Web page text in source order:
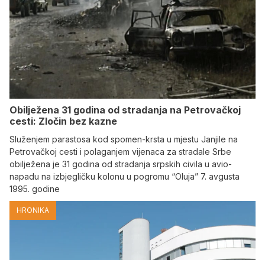
Obilježena 31 godina od stradanja na Petrovačkoj
cesti: Zločin bez kazne
Služenjem parastosa kod spomen-krsta u mjestu Janjile na
Petrovačkoj cesti i polaganjem vijenaca za stradale Srbe
obilježena je 31 godina od stradanja srpskih civila u avio-
napadu na izbjegličku kolonu u pogromu “Oluja” 7. avgusta
1995. godine
HRONIKA